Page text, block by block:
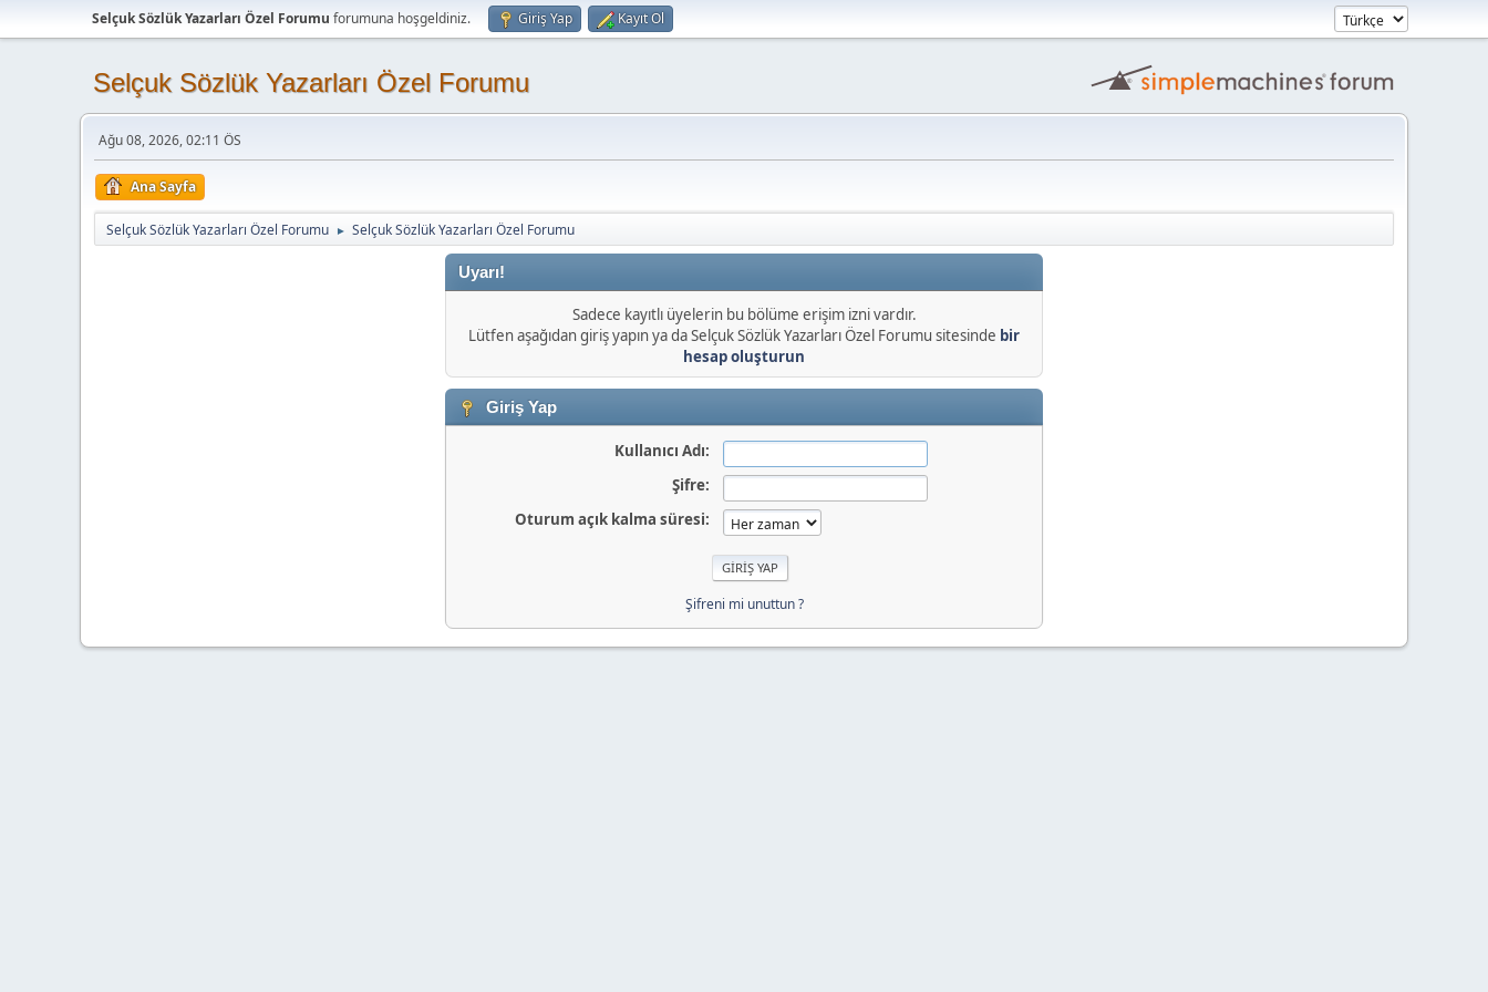
Selçuk Sözlük Yazarları Özel Forumu forumuna hoşgeldiniz. Giriş Yap Kayıt Ol
Selçuk Sözlük Yazarları Özel Forumu
Ağu 08, 2026, 02:11 ÖS
Ana Sayfa
Selçuk Sözlük Yazarları Özel Forumu ► Selçuk Sözlük Yazarları Özel Forumu
Uyarı!
Sadece kayıtlı üyelerin bu bölüme erişim izni vardır.
Lütfen aşağıdan giriş yapın ya da Selçuk Sözlük Yazarları Özel Forumu sitesinde bir
hesap oluşturun
Giriş Yap
Kullanıcı Adı:
Şifre:
Oturum açık kalma süresi:
Şifreni mi unuttun ?